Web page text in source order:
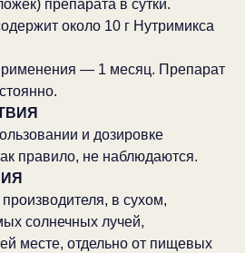
препарата в сутки.
около 10 г Нутримикса
— 1 месяц. Препарат
и дозировке
правило, не наблюдаются.
в сухом,
солнечных лучей,
месте, отдельно от пищевых